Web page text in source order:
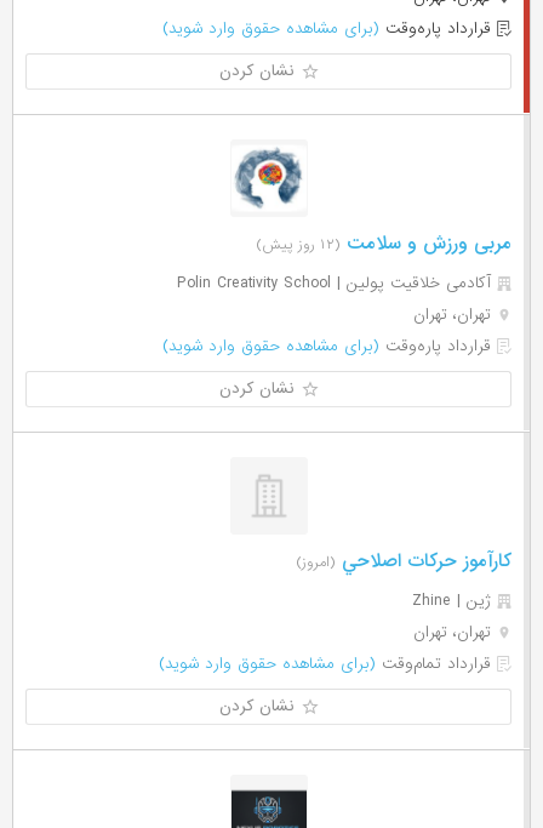
قرارداد پاره‌وقت (برای مشاهده حقوق وارد شوید)
نشان کردن
مربی ورزش و سلامت (۱۲ روز پیش)
آکادمی خلاقیت پولین | Polin Creativity School
تهران، تهران
قرارداد پاره‌وقت (برای مشاهده حقوق وارد شوید)
نشان کردن
كارآموز حركات اصلاحي (امروز)
ژین | Zhine
تهران، تهران
قرارداد تمام‌وقت (برای مشاهده حقوق وارد شوید)
نشان کردن